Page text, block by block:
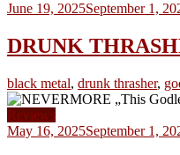
June 19, 2025September 1,
DRUNK
black metal, drunk thrasher,
Reviews
May 16, 2025September 1,